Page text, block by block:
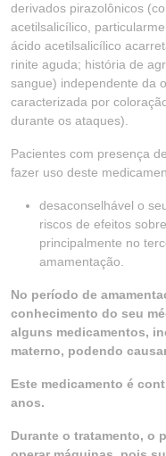
derivados pirazolônicos
acetilsalicílico,
ácido acetilsalicílico
rinite aguda; história de
sangue) independente da
caracterizada por
durante os ataques).
Pacientes com presença
fazer uso deste
desaconselhável o
riscos de efeitos
principalmente no
amamentação.
No período de
conhecimento do seu
alguns medicamentos,
materno, podendo
Este medicamento é
anos.
Durante o tratamento, o